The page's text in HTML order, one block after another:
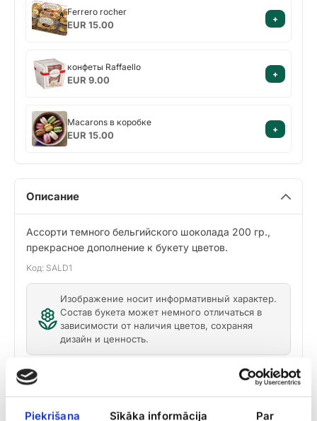
Piekrišana Sīkāka informācija Par
Ferrero
rocher
Ferrero rocher
EUR 15.00
+
конфеты
Raffaello
конфеты Raffaello
EUR 9.00
+
Macarons
в
коробке
Macarons в коробке
EUR 15.00
+
Описание
Ассорти темного бельгийского шоколада 200 гр.,
прекрасное дополнение к букету цветов.
Kод: SALD1
Изображение носит информативный характер.
Состав букета может немного отличаться в
зависимости от наличия цветов, сохраняя
дизайн и ценность.
Доставка